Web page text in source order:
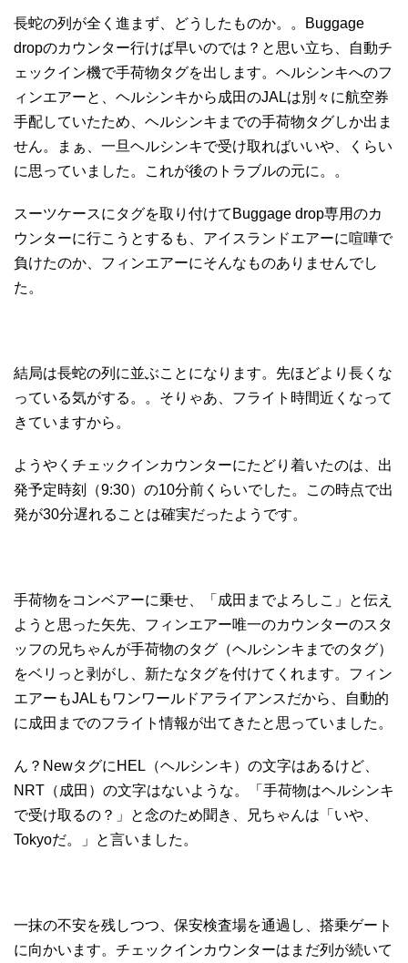
長蛇の列が全く進まず、どうしたものか。。Buggage
dropのカウンター行けば早いのでは？と思い立ち、自動チ
ェックイン機で手荷物タグを出します。ヘルシンキへのフ
ィンエアーと、ヘルシンキから成田のJALは別々に航空券
手配していたため、ヘルシンキまでの手荷物タグしか出ま
せん。まぁ、一旦ヘルシンキで受け取ればいいや、くらい
に思っていました。これが後のトラブルの元に。。
スーツケースにタグを取り付けてBuggage drop専用のカ
ウンターに行こうとするも、アイスランドエアーに喧嘩で
負けたのか、フィンエアーにそんなものありませんでし
た。
結局は長蛇の列に並ぶことになります。先ほどより長くな
っている気がする。。そりゃあ、フライト時間近くなって
きていますから。
ようやくチェックインカウンターにたどり着いたのは、出
発予定時刻（9:30）の10分前くらいでした。この時点で出
発が30分遅れることは確実だったようです。
手荷物をコンベアーに乗せ、「成田までよろしこ」と伝え
ようと思った矢先、フィンエアー唯一のカウンターのスタ
ッフの兄ちゃんが手荷物のタグ（ヘルシンキまでのタグ）
をベリっと剥がし、新たなタグを付けてくれます。フィン
エアーもJALもワンワールドアライアンスだから、自動的
に成田までのフライト情報が出てきたと思っていました。
ん？NewタグにHEL（ヘルシンキ）の文字はあるけど、
NRT（成田）の文字はないような。「手荷物はヘルシンキ
で受け取るの？」と念のため聞き、兄ちゃんは「いや、
Tokyoだ。」と言いました。
一抹の不安を残しつつ、保安検査場を通過し、搭乗ゲート
に向かいます。チェックインカウンターはまだ列が続いて